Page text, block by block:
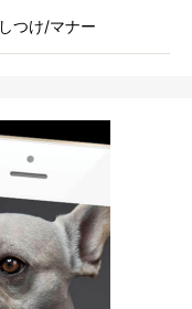
しつけ/マナー